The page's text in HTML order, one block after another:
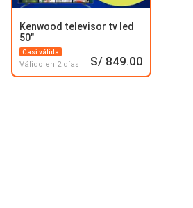
Kenwood televisor tv led
50"
Casi válida
Válido en 2 días S/ 849.00